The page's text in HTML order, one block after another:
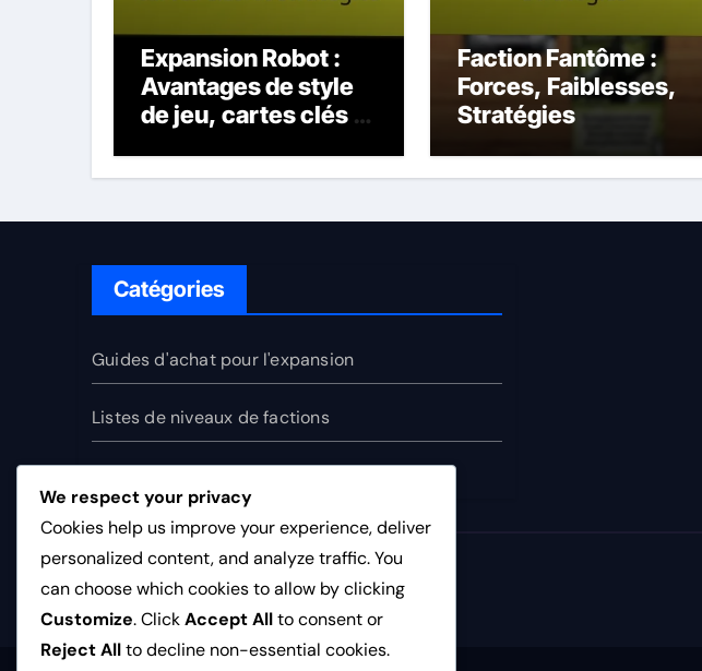
Expansion Robot :
Avantages de style
de jeu, cartes clés et
Faction Fantôme :
Forces, Faiblesses,
Stratégies
Catégories
Guides d'achat pour l'expansion
Listes de niveaux de factions
baco-oullins.fr
We respect your privacy
Cookies help us improve your experience, deliver
personalized content, and analyze traffic. You
can choose which cookies to allow by clicking
Customize. ClickAccept Allto consent or
Reject Allto decline non-essential cookies.